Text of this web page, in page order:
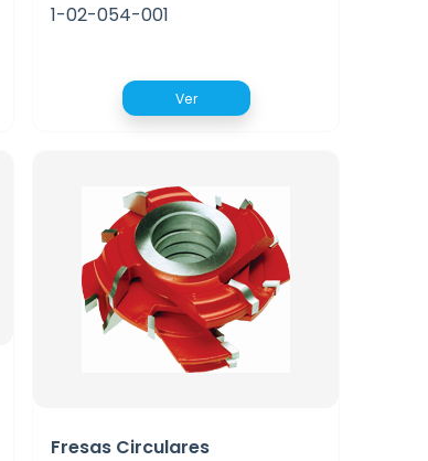
1-02-054-001
Ver
Fresas Circulares